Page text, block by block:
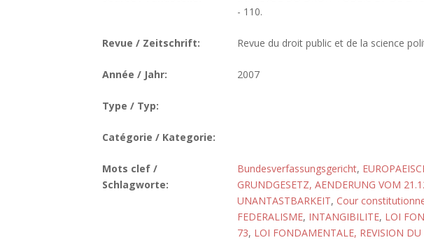
- 110.
Revue / Zeitschrift: Revue du droit public et de la science
Année / Jahr: 2007
Type / Typ:
Catégorie / Kategorie:
Mots clef /
Schlagworte:
Bundesverfassungsgericht,
GRUNDGESETZ, AENDERUNG VOM
UNANTASTBARKEIT, Cour
FEDERALISME, INTANGIBILITE, LOI
73, LOI FONDAMENTALE, REVISION